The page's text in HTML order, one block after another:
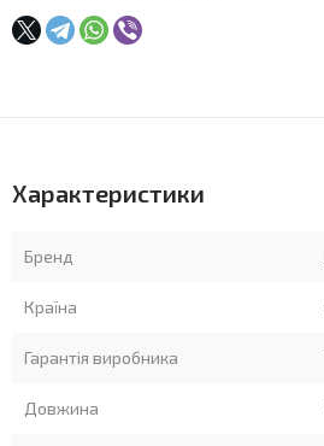
Характеристики
Бренд
Країна
Гарантія виробника
Довжина